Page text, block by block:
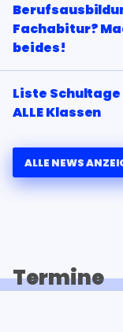
Fachabitur?
beides!
Liste
ALLE Klassen
ALLE NEWS
Termine